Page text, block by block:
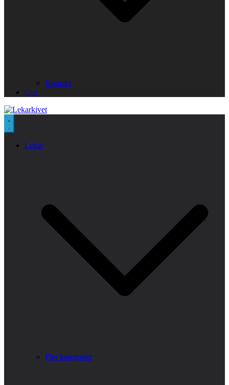
Kontakt
Om
Lekar
Fler kategorier